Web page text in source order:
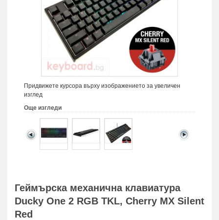
Придвижете курсора върху изображението за увеличен
изглед
Още изгледи
Геймърскa механична клавиатура
Ducky One 2 RGB TKL, Cherry MX Silent
Red